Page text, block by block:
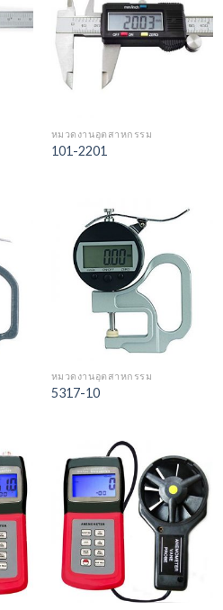
Add to
Wishlist
หมวดงานอุตสาหกรรม
101-2201
Wishlist
หมวดงานอุตสาหกรรม
5317-10
to
Add to
Wishlist